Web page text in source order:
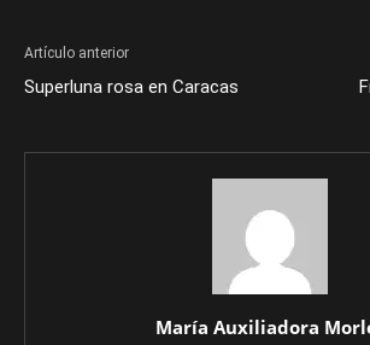
Artículo anterior
Superluna rosa en Caracas
María Auxiliadora